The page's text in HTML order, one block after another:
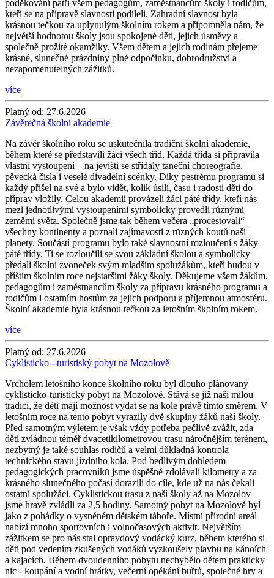
poděkování patří všem pedagogům, zaměstnancům školy i rodičům,
kteří se na přípravě slavnosti podíleli. Zahradní slavnost byla
krásnou tečkou za uplynulým školním rokem a připomněla nám, že
největší hodnotou školy jsou spokojené děti, jejich úsměvy a
společně prožité okamžiky. Všem dětem a jejich rodinám přejeme
krásné, slunečné prázdniny plné odpočinku, dobrodružství a
nezapomenutelných zážitků.
více
Platný od: 27.6.2026
Závěrečná školní akademie
Na závěr školního roku se uskutečnila tradiční školní akademie,
během které se představili žáci všech tříd. Každá třída si připravila
vlastní vystoupení – na jevišti se střídaly taneční choreografie,
pěvecká čísla i veselé divadelní scénky. Díky pestrému programu si
každý přišel na své a bylo vidět, kolik úsilí, času i radosti děti do
příprav vložily. Celou akademií provázeli žáci páté třídy, kteří nás
mezi jednotlivými vystoupeními symbolicky provedli různými
zeměmi světa. Společně jsme tak během večera „procestovali“
všechny kontinenty a poznali zajímavosti z různých koutů naší
planety. Součástí programu bylo také slavnostní rozloučení s žáky
páté třídy. Ti se rozloučili se svou základní školou a symbolicky
předali školní zvoneček svým mladším spolužákům, kteří budou v
příštím školním roce nejstaršími žáky školy. Děkujeme všem žákům,
pedagogům i zaměstnancům školy za přípravu krásného programu a
rodičům i ostatním hostům za jejich podporu a příjemnou atmosféru.
Školní akademie byla krásnou tečkou za letošním školním rokem.
více
Platný od: 27.6.2026
Cyklisticko - turistiský pobyt na Mozolově
Vrcholem letošního konce školního roku byl dlouho plánovaný
cyklisticko-turistický pobyt na Mozolově. Stává se již naší milou
tradicí, že děti mají možnost vydat se na kole právě tímto směrem. V
letošním roce na tento pobyt vyrazily dvě skupiny žáků naší školy.
Před samotným výletem je však vždy potřeba pečlivě zvážit, zda
děti zvládnou téměř dvacetikilometrovou trasu náročnějším terénem,
nezbytný je také souhlas rodičů a velmi důkladná kontrola
technického stavu jízdního kola. Pod bedlivým dohledem
pedagogických pracovníků jsme úspěšně zdolávali kilometry a za
krásného slunečného počasí dorazili do cíle, kde už na nás čekali
ostatní spolužáci. Cyklistickou trasu z naší školy až na Mozolov
jsme hravě zvládli za 2,5 hodiny. Samotný pobyt na Mozolově byl
jako z pohádky o vysněném dětském táboře. Místní přírodní areál
nabízí mnoho sportovních i volnočasových aktivit. Největším
zážitkem se pro nás stal opravdový vodácký kurz, během kterého si
děti pod vedením zkušených vodáků vyzkoušely plavbu na kánoích
a kajacích. Během dvoudenního pobytu nechybělo dětem prakticky
nic - koupání a vodní hrátky, večerní opékání buřtů, společné hry a